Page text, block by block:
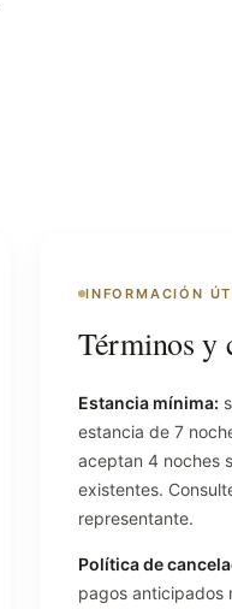
INFORMACIÓN
Términos y
Estancia mínima:
estancia de 7
aceptan 4 noches
existentes.
representante.
Política de
pagos anticipados